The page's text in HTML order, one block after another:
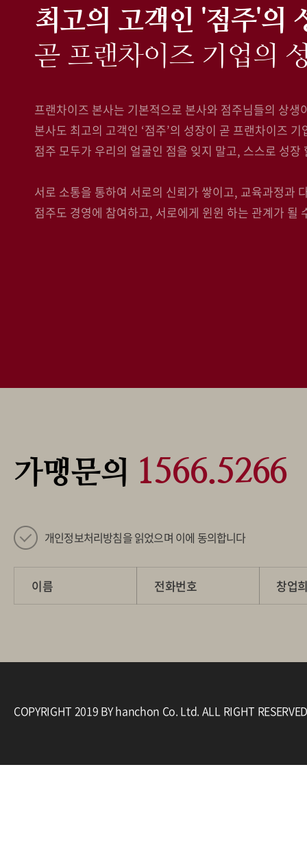
최고의 고객인 '점주'의
곧 프랜차이즈 기업의
프랜차이즈 본사는 기본적으로 본사와 점주님들의 상
본사도 최고의 고객인 ‘점주’의 성장이 곧 프랜차이즈
점주 모두가 우리의 얼굴인 점을 잊지 말고, 스스로 성
서로 소통을 통하여 서로의 신뢰가 쌓이고, 교육과정과
점주도 경영에 참여하고, 서로에게 윈윈 하는 관계가 될
가맹문의 1566.5266
개인정보처리방침을 읽었으며 이에 동의합니다
이름 전화번호
COPYRIGHT 2019 BY hanchon Co. Ltd. ALL RIGHT